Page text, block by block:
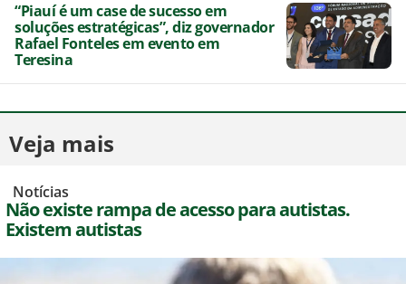
“Piauí é um case de sucesso em
soluções estratégicas”, diz governador
Rafael Fonteles em evento em
Teresina
Veja mais
Notícias
Não existe rampa de acesso para autistas.
Existem autistas